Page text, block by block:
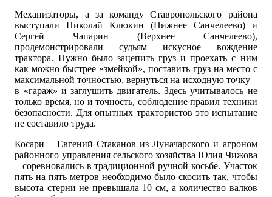
Механизаторы, а за команду Ставропольского района
выступали Николай Клюкин (Нижнее Санчелеево) и
Сергей Чапарин (Верхнее Санчелеево),
продемонстрировали судьям искусное вождение
трактора. Нужно было зацепить груз и проехать с ним
как можно быстрее «змейкой», поставить груз на место с
максимальной точностью, вернуться на исходную точку –
в «гараж» и заглушить двигатель. Здесь учитывалось не
только время, но и точность, соблюдение правил техники
безопасности. Для опытных трактористов это испытание
не составило труда.
Косари – Евгений Стаканов из Луначарского и агроном
районного управления сельского хозяйства Юлия Чижова
– соревновались в традиционной ручной косьбе. Участок
пять на пять метров необходимо было скосить так, чтобы
высота стерни не превышала 10 см, а количество валков